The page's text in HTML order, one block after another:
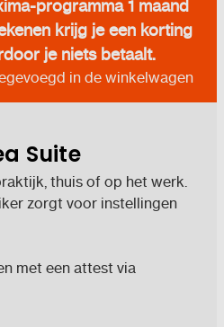
programma 1 maand
krijg je een korting
je niets betaalt.
in de winkelwagen
Suite
thuis of op het werk.
zorgt voor instellingen
met een attest via